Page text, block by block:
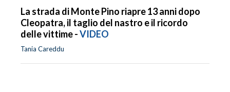
La strada di Monte Pino riapre 13 anni dopo
Cleopatra, il taglio del nastro e il ricordo
delle vittime -VIDEO
Tania Careddu